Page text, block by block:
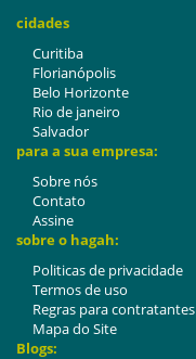
cidades
Curitiba
Florianópolis
Belo Horizonte
Rio de janeiro
Salvador
para a sua empresa:
Sobre nós
Contato
Assine
sobre o hagah:
Politicas de privacidade
Termos de uso
Regras para contratantes
Mapa do Site
Blogs: